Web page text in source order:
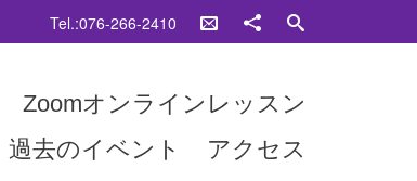
Tel.:076-266-2410
Zoomオンラインレッスン
過去のイベント
アクセス